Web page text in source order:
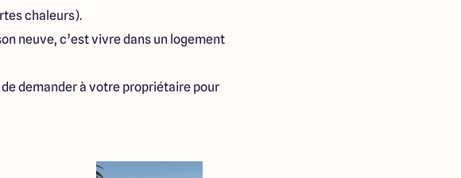
chaleurs).
neuve, c’est vivre dans un logement
de demander à votre propriétaire pour